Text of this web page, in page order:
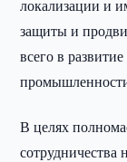
локализации и
защиты и
всего в
В целях